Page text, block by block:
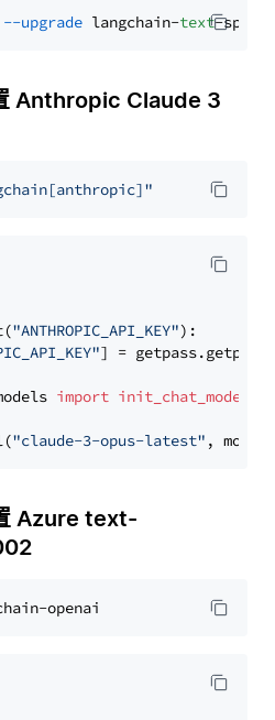
--upgrade langchain-text
Anthropic Claude 3
"ANTHROPIC_API_KEY"):
] = getpass.getpass(
import init_chat_model
"claude-3-opus-latest" ,
Azure text-